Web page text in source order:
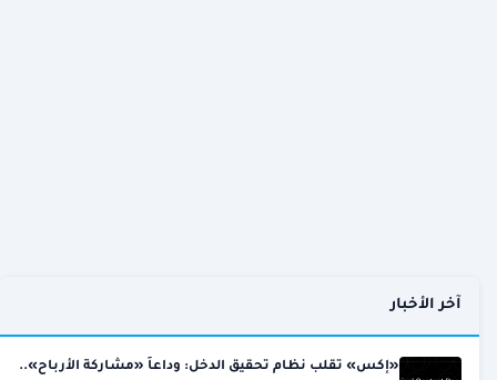
آخر الأخبار
«إكس» تقلب نظام تحقيق الدخل: وداعاً «مشاركة الأرباح»..